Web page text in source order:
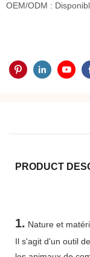
OEM/ODM :
PRODUCT
1. Nature et
Il s'agit d'un outil